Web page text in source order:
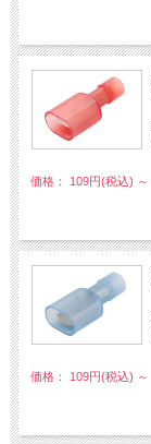
価格： 109円(税込) ～
価格： 109円(税込) ～